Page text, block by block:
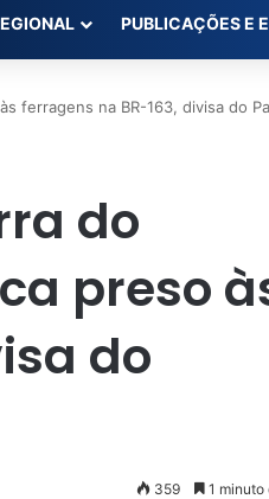
PUBLICAÇÕES E
ferragens na BR-163, divisa do
do
preso
do
359 1 minuto